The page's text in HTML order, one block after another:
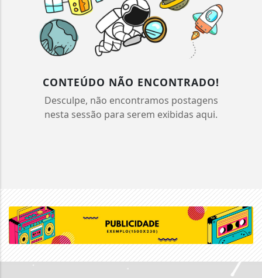
CONTEÚDO NÃO ENCONTRADO!
Desculpe, não encontramos postagens
nesta sessão para serem exibidas aqui.